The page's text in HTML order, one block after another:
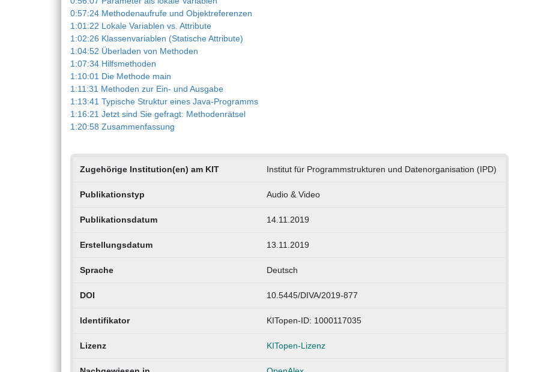
0:57:24 Methodenaufrufe und Objektreferenzen
1:01:22 Lokale Variablen vs. Attribute
1:02:26 Klassenvariablen (Statische Attribute)
1:04:52 Überladen von Methoden
1:07:34 Hilfsmethoden
1:10:01 Die Methode main
1:11:31 Methoden zur Ein- und Ausgabe
1:13:41 Typische Struktur eines Java-Programms
1:16:21 Jetzt sind Sie gefragt: Methodenrätsel
1:20:58 Zusammenfassung
Zugehörige Institution(en) am KIT Institut für Programmstrukturen und Datenorganisation (IPD)
Publikationstyp Audio & Video
Publikationsdatum 14.11.2019
Erstellungsdatum 13.11.2019
Sprache Deutsch
DOI 10.5445/DIVA/2019-877
Identifikator KITopen-ID: 1000117035
Lizenz KITopen-Lizenz